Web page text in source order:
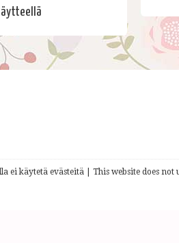
käytetä evästeitä | This website does not